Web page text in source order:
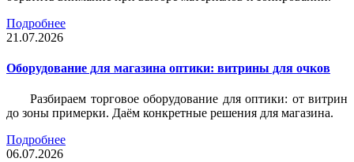
Подробнее
21.07.2026
Оборудование для магазина оптики: витрины для очков
Разбираем торговое оборудование для оптики: от витрин
до зоны примерки. Даём конкретные решения для магазина.
Подробнее
06.07.2026